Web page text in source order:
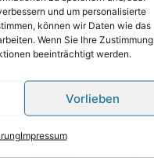
und um personalisierte
können wir Daten wie das
Wenn Sie Ihre Zustimmung
beeinträchtigt werden.
Vorlieben
Impressum
zu